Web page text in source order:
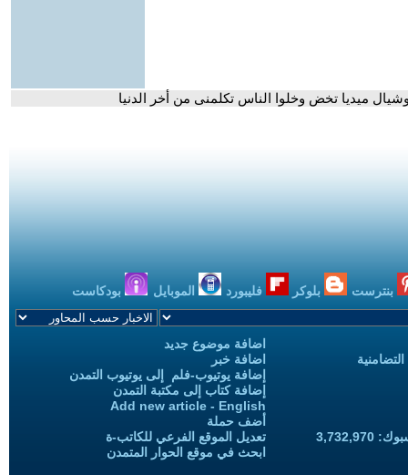
ميديا تخض وخلوا الناس تكلمنى من أخر الدنيا
بنترست بلوكر فليبورد الموبايل بودكاست
اضافة موضوع جديد
اضافة خبر
إضافة يوتيوب-فلم إلى يوتيوب التمدن
إضافة كتاب إلى مكتبة التمدن
Add new article - English
أضف حملة
تعديل الموقع الفرعي للكاتب-ة
ابحث في موقع الحوار المتمدن